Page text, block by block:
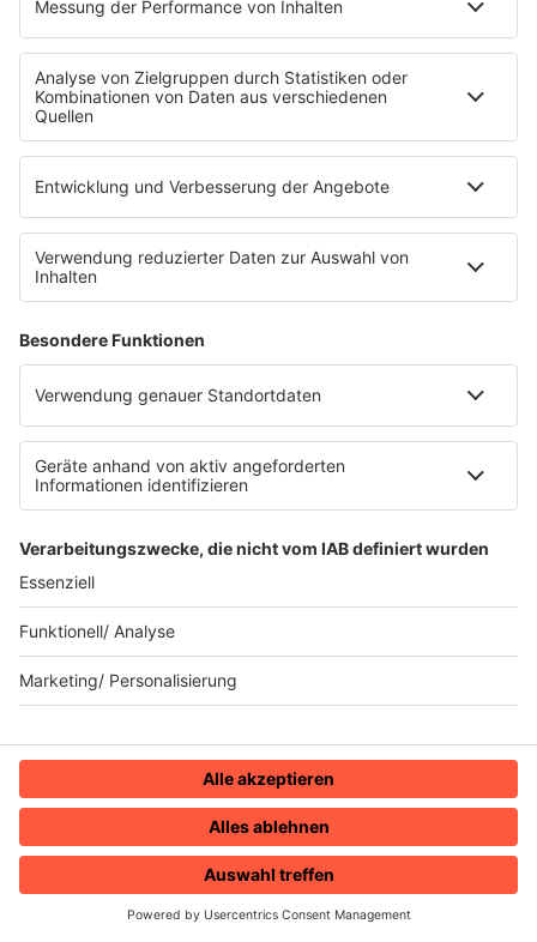
HOME RADIOS MENÜ
Peters Pop Stories - Der Podcast
The Story / Loveparade
The Story / George Michael
The Story / Depeche Mode
The Story / NDW
Radios
80s80s
80s80s ALTERNATIVE
80s80s BOWIE
80s80s DANCE
80s80s DARK WAVE
80s80s DEPECHE MODE
80s80s DEUTSCH
80s80s DINNERPARTY
80s80s EBM
80s80s FREESTYLE
80s80s FUNK & SOUL
80s80s HIPHOP
80s80s IN THE MIX
80s80s ITALO DISCO
80s80s ITALO DISCO IN THE MIX
80s80s JACKSON
80s80s LIVE
80s80s MAXIS
80s80s NEO
80s80s POP STORIES
80s80s PRINCE
80s80s QUEEN